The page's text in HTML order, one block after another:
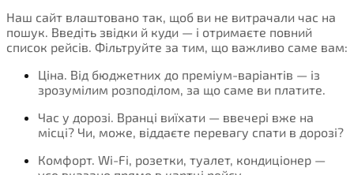
Наш сайт влаштовано так, щоб ви не витрачали час на
пошук. Введіть звідки й куди — і отримаєте повний
список рейсів. Фільтруйте за тим, що важливо саме вам:
Ціна. Від бюджетних до преміум-варіантів — із
зрозумілим розподілом, за що саме ви платите.
Час у дорозі. Вранці виїхати — ввечері вже на
місці? Чи, може, віддаєте перевагу спати в дорозі?
Комфорт. Wi-Fi, розетки, туалет, кондиціонер —